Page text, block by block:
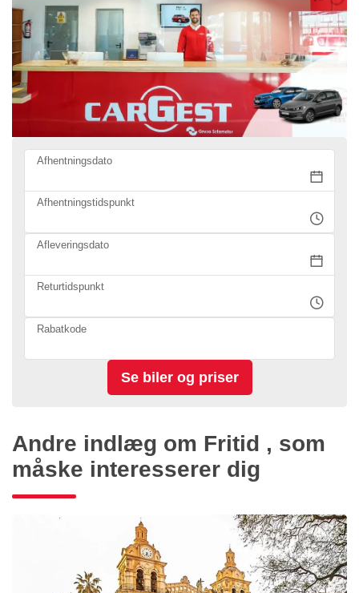
Afhentningsdato
Afhentningstidspunkt
Afleveringsdato
Returtidspunkt
Rabatkode
Andre indlæg om Fritid , som
måske interesserer dig